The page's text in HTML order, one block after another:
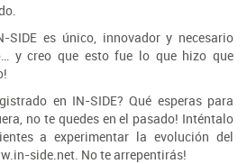
SIDE es único, innovador y necesario
y creo que esto fue lo que hizo que
en IN-SIDE? Qué esperas para
no te quedes en el pasado! Inténtalo
a experimentar la evolución del
side.net. No te arrepentirás!